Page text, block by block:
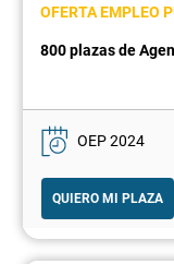
OFERTA EMPLEO
800 plazas de
OEP 2024
QUIERO MI PLAZA